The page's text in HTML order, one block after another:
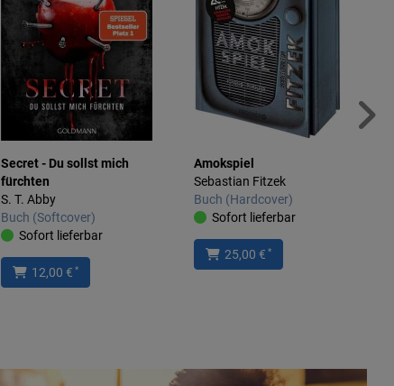
Secret - Du sollst mich
fürchten
S. T. Abby
Buch (Softcover)
Sofort lieferbar
12,00 € *
Amokspiel
Sebastian Fitzek
Buch (Hardcover)
Sofort lieferbar
25,00 € *